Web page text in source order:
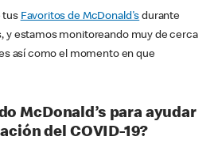
tus Favoritos de McDonald's durante
y estamos monitoreando muy de cerca
así como el momento en que
McDonald’s para ayudar
del COVID-19?